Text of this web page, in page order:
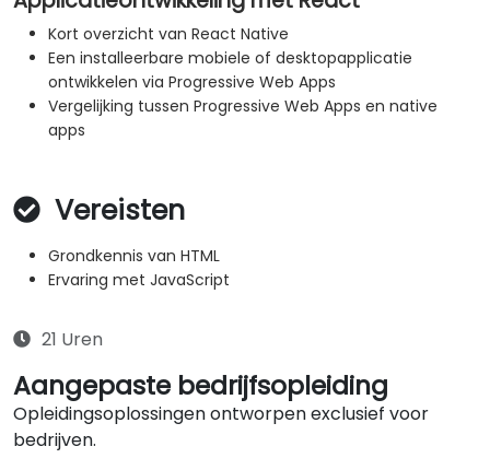
Kort overzicht van React Native
Een installeerbare mobiele of desktopapplicatie
ontwikkelen via Progressive Web Apps
Vergelijking tussen Progressive Web Apps en native
apps
Vereisten
Grondkennis van HTML
Ervaring met JavaScript
21 Uren
Aangepaste bedrijfsopleiding
Opleidingsoplossingen ontworpen exclusief voor
bedrijven.